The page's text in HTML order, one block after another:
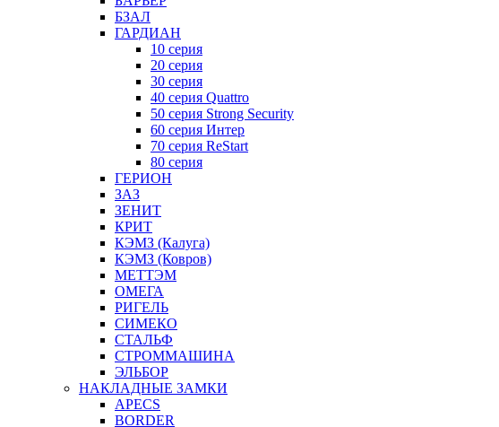
БЗАЛ
ГАРДИАН
10 серия
20 серия
30 серия
40 серия Quattro
50 серия Strong Security
60 серия Интер
70 серия ReStart
80 серия
ГЕРИОН
ЗАЗ
ЗЕНИТ
КРИТ
КЭМЗ (Калуга)
КЭМЗ (Ковров)
МЕТТЭМ
ОМЕГА
РИГЕЛЬ
СИМЕКО
СТАЛЬФ
СТРОММАШИНА
ЭЛЬБОР
НАКЛАДНЫЕ ЗАМКИ
APECS
BORDER